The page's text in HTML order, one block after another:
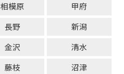
相模原
甲府
長野
新潟
金沢
清水
藤枝
沼津